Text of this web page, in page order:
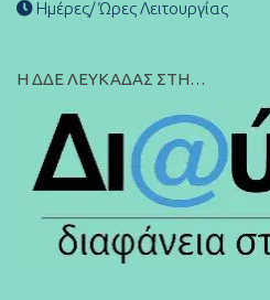
Ημέρες/ Ώρες Λειτουργίας
Η ΔΔΕ ΛΕΥΚΑΔΑΣ ΣΤΗ…